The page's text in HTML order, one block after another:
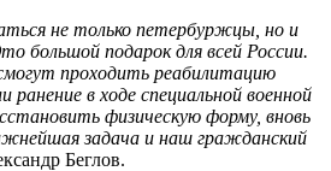
не только петербуржцы, но и
большой подарок для всей России.
проходить реабилитацию
ранение в ходе специальной военной
физическую форму, вновь
задача и наш гражданский
Беглов.